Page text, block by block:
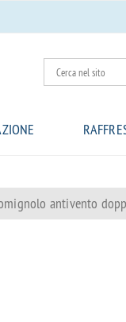
antivento